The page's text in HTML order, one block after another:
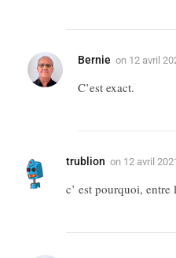
Bernie on 12 avril
C’est exact.
trublion on 12 avril
c’ est pourquoi,